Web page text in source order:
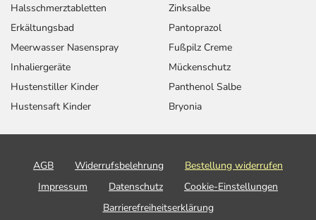
Halsschmerztabletten
Erkältungsbad
Meerwasser Nasenspray
Inhaliergeräte
Hustenstiller Kinder
Hustensaft Kinder
Zinksalbe
Pantoprazol
Fußpilz Creme
Mückenschutz
Panthenol Salbe
Bryonia
AGB Widerrufsbelehrung
Bestellung widerrufen
Impressum
Datenschutz
Cookie-Einstellungen
Barrierefreiheitserklärung